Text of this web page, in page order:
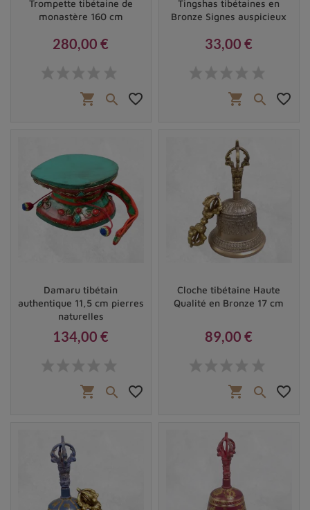
Trompette tibétaine de
monastère 160 cm
280,00 €
shopping_cart  favorite_border
Tingshas tibétaines en
Bronze Signes auspicieux
33,00 €
shopping_cart  favorite_border
Damaru tibétain
authentique 11,5 cm pierres
naturelles
134,00 €
shopping_cart  favorite_border
Cloche tibétaine Haute
Qualité en Bronze 17 cm
89,00 €
shopping_cart  favorite_border